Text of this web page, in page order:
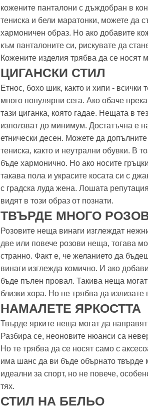
кожените панталони с дъждобран в
тениска и бели маратонки, можете да
хармоничен образ. Но ако добавите
към панталоните си, рискувате да
Кожените изделия трябва да се носят
ЦИГАНСКИ СТИЛ
Етнос, бохо шик, както и хипи - всички
много популярни сега. Ако обаче
тази циганка, която гадае. Нещата в
използват до минимум. Достатъчна е
етнически десен. Можете да
тениска, както и неутрални обувки. В
бъде хармонично. Но ако носите
такава пола и украсите косата си с
с градска луда жена. Лошата
видят в този образ от познати.
ТВЪРДЕ МНОГО
Розовите неща винаги изглеждат
две или повече розови неща, тогава
странно. Факт е, че желанието да
винаги изглежда комично. И ако
бъде пълен провал. Такива неща
близки хора. Но не трябва да
НАМАЛЕТЕ ЯРКОСТТА
Твърде ярките неща могат да
Разбира се, неоновите нюанси са
Но те трябва да се носят само с
има шанс да ви бъде обърнато
идеални за спорт, но не повече,
тях.
СТИЛ НА БЕЛЬО